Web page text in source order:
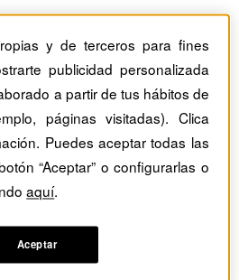
y de terceros para fines
publicidad personalizada
a partir de tus hábitos de
páginas visitadas). Clica
Puedes aceptar todas las
“Aceptar” o configurarlas o
aquí.
Aceptar